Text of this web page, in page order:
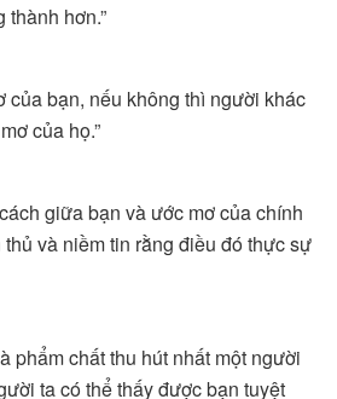
hơn.”
của bạn, nếu không thì người khác
của họ.”
giữa bạn và ước mơ của chính
và niềm tin rằng điều đó thực sự
phẩm chất thu hút nhất một người
ta có thể thấy được bạn tuyệt